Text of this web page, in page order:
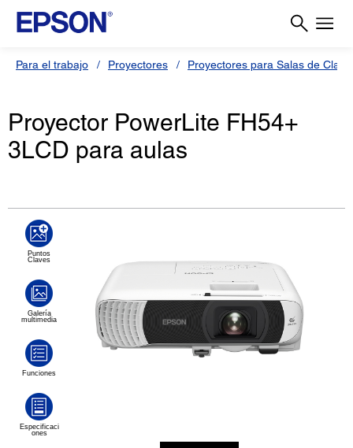
Para el trabajo Proyectores Proyectores para Salas de
Proyector PowerLite FH54+
3LCD para aulas